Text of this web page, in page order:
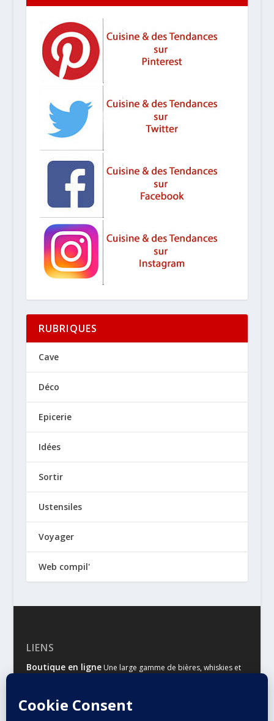
RUBRIQUES
Cave
Déco
Epicerie
Idées
Sortir
Ustensiles
Voyager
Web compil'
LIENS
Boutique en ligneUne large gamme de bières, whiskies et
Malts & HoublonsLe site d’information des amateurs de